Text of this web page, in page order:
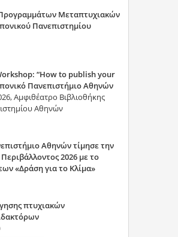
Μεταπτυχιακών
Πανεπιστημίου
“How to publish your
Πανεπιστήμιο Αθηνών
Αμφιθέατρο Βιβλιοθήκης
Αθηνών
Αθηνών τίμησε την
2026 με το
«Δράση για το Κλίμα»
πτυχιακών